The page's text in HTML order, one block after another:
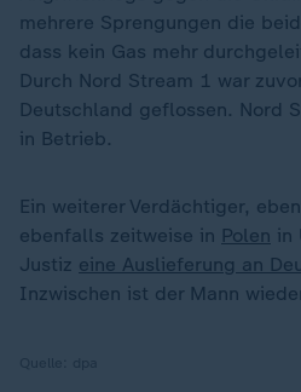
mehrere Sprengungen die
dass kein Gas mehr
Durch Nord Stream 1 war
Deutschland geflossen. Nord
in Betrieb.
Ein weiterer Verdächtiger,
ebenfalls zeitweise in Polen in
Justiz eine Auslieferung an
Inzwischen ist der Mann